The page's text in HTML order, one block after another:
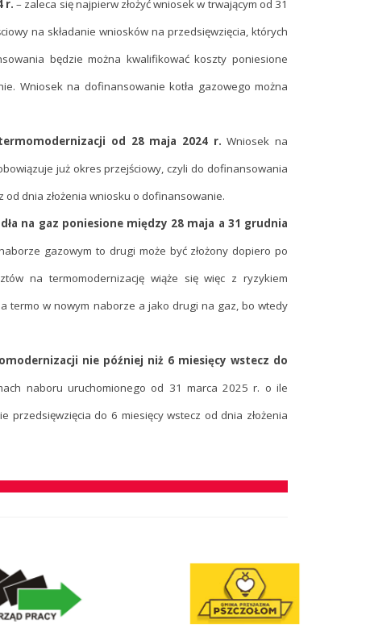
r. – zaleca się najpierw złożyć wniosek w trwającym od 31
na składanie wniosków na przedsięwzięcia, których
będzie można kwalifikować koszty poniesione
Wniosek na dofinansowanie kotła gazowego można
od 28 maja 2024 r.Wniosek na
już okres przejściowy, czyli do dofinansowania
dnia złożenia wniosku o dofinansowanie.
na gaz poniesione między 28 maja a 31 grudnia
gazowym to drugi może być złożony dopiero po
na termomodernizację wiąże się więc z ryzykiem
termo w nowym naborze a jako drugi na gaz, bo wtedy
nie później niż 6 miesięcy wstecz do
naboru uruchomionego od 31 marca 2025 r. o ile
przedsięwzięcia do 6 miesięcy wstecz od dnia złożenia